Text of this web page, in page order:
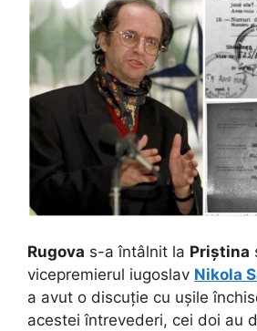
Rugova s-a întâlnit la Priștina
vicepremierul iugoslav Nikola
a avut o discuție cu ușile
acestei întrevederi, cei doi au